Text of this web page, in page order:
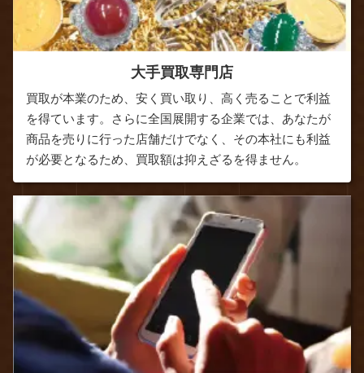
大手買取専門店
買取が本業のため、安く買い取り、高く売ることで利益
を得ています。さらに全国展開する企業では、あなたが
商品を売りに行った店舗だけでなく、その本社にも利益
が必要となるため、買取額は抑えざるを得ません。